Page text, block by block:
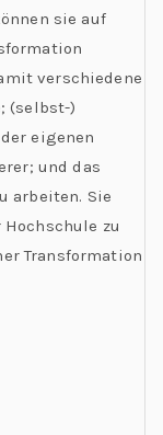
sie auf
verschiedene
(selbst-)
eigenen
und das
arbeiten. Sie
zu
Transformation